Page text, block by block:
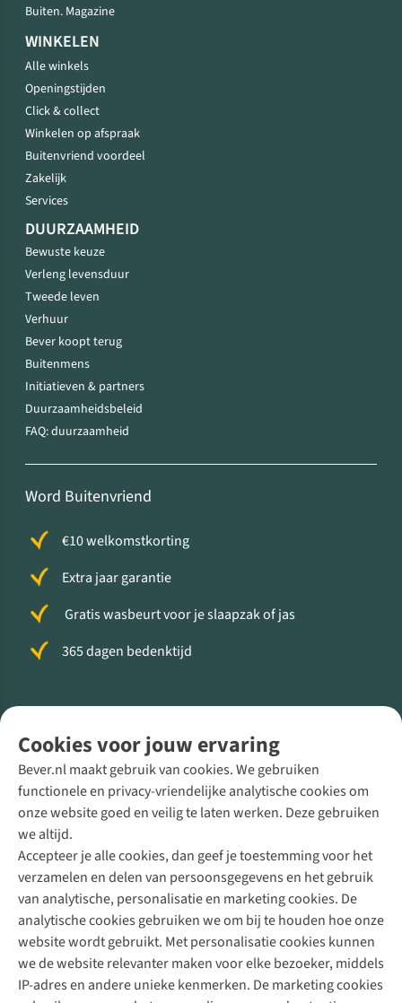
Cookies voor jouw ervaring
Bever.nl maakt gebruik van cookies. We gebruiken
functionele en privacy-vriendelijke analytische cookies om
onze website goed en veilig te laten werken. Deze gebruiken
we altijd.
Accepteer je alle cookies, dan geef je toestemming voor het
verzamelen en delen van persoonsgegevens en het gebruik
van analytische, personalisatie en marketing cookies. De
analytische cookies gebruiken we om bij te houden hoe onze
website wordt gebruikt. Met personalisatie cookies kunnen
we de website relevanter maken voor elke bezoeker, middels
IP-adres en andere unieke kenmerken. De marketing cookies
Buiten. Magazine
WINKELEN
Alle winkels
Openingstijden
Click & collect
Winkelen op afspraak
Buitenvriend voordeel
Zakelijk
Services
DUURZAAMHEID
Bewuste keuze
Verleng levensduur
Tweede leven
Verhuur
Bever koopt terug
Buitenmens
Initiatieven & partners
Duurzaamheidsbeleid
FAQ: duurzaamheid
Word Buitenvriend
€10 welkomstkorting
Extra jaar garantie
Gratis wasbeurt voor je slaapzak of jas
365 dagen bedenktijd
Direct advies van een Buitenexpert
+31 (0)85 888 50 88
+31 6 12 28 49 80
Contactformulier